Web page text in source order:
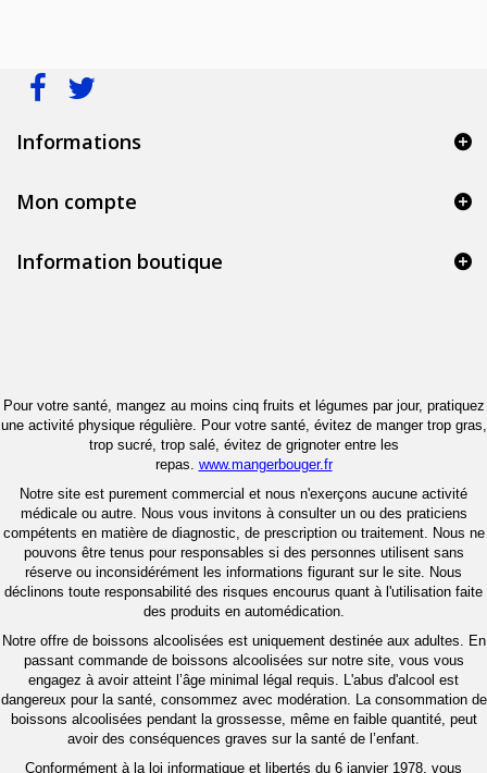
Informations
Mon compte
Information boutique
Pour votre santé, mangez au moins cinq fruits et légumes par jour, pratiquez
une activité physique régulière. Pour votre santé, évitez de manger trop gras,
trop sucré, trop salé, évitez de grignoter entre les
repas. www.mangerbouger.fr
Notre site est purement commercial et nous n'exerçons aucune activité
médicale ou autre. Nous vous invitons à consulter un ou des praticiens
compétents en matière de diagnostic, de prescription ou traitement. Nous ne
pouvons être tenus pour responsables si des personnes utilisent sans
réserve ou inconsidérément les informations figurant sur le site. Nous
déclinons toute responsabilité des risques encourus quant à l'utilisation faite
des produits en automédication.
Notre offre de boissons alcoolisées est uniquement destinée aux adultes. En
passant commande de boissons alcoolisées sur notre site, vous vous
engagez à avoir atteint l’âge minimal légal requis. L'abus d'alcool est
dangereux pour la santé, consommez avec modération. La consommation de
boissons alcoolisées pendant la grossesse, même en faible quantité, peut
avoir des conséquences graves sur la santé de l’enfant.
Conformément à la loi informatique et libertés du 6 janvier 1978, vous